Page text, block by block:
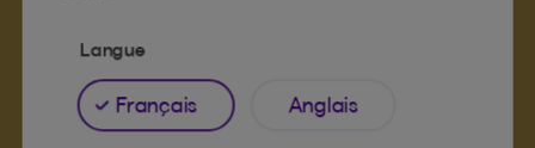
Frais de déplacement
Langue
Français Anglais